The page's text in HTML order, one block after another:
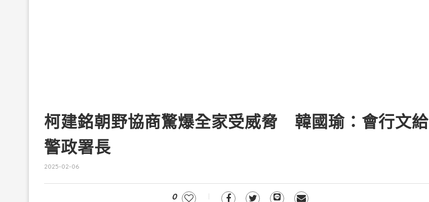
柯建銘朝野協商驚爆全家受威脅 韓國瑜：會行文給
警政署長
2025-02-06
0